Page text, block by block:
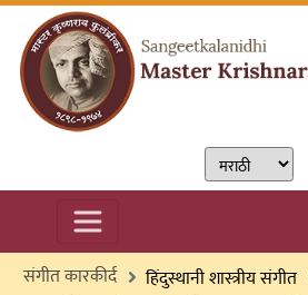
संगीत कारकीर्द हिंदुस्थानी शास्त्रीय संगीत